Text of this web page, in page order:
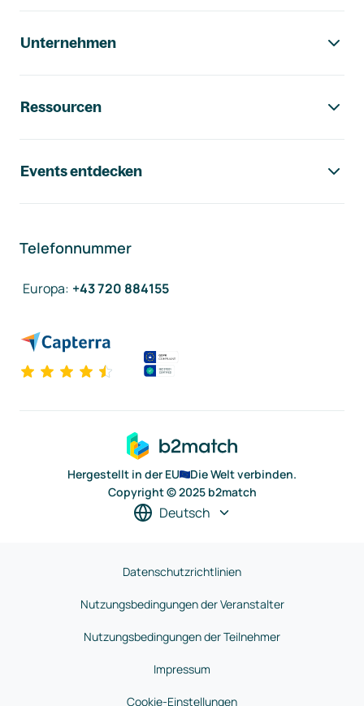
Unternehmen
Ressourcen
Events entdecken
Telefonnummer
Europa: +43 720 884155
Hergestellt in der EU
Die Welt verbinden.
Copyright © 2025 b2match
Deutsch
Datenschutzrichtlinien
Nutzungsbedingungen der Veranstalter
Nutzungsbedingungen der Teilnehmer
Impressum
Cookie-Einstellungen